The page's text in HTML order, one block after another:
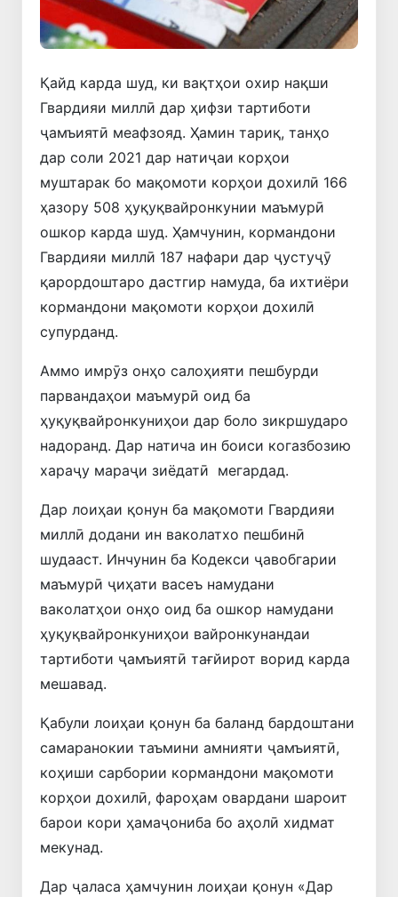
Қайд карда шуд, ки вақтҳои охир нақши
Гвардияи миллӣ дар ҳифзи тартиботи
ҷамъиятӣ меафзояд. Ҳамин тариқ, танҳо
дар соли 2021 дар натиҷаи корҳои
муштарак бо мақомоти корҳои дохилӣ 166
ҳазору 508 ҳуқуқвайронкунии маъмурӣ
ошкор карда шуд. Ҳамчунин, кормандони
Гвардияи миллӣ 187 нафари дар ҷустуҷӯ
қарордоштаро дастгир намуда, ба ихтиёри
кормандони мақомоти корҳои дохилӣ
супурданд.
Аммо имрӯз онҳо салоҳияти пешбурди
парвандаҳои маъмурӣ оид ба
ҳуқуқвайронкуниҳои дар боло зикршударо
надоранд. Дар натича ин боиси когазбозию
хараҷу мараҷи зиёдатӣ мегардад.
Дар лоиҳаи қонун ба мақомоти Гвардияи
миллӣ додани ин ваколатхо пешбинӣ
шудааст. Инчунин ба Кодекси ҷавобгарии
маъмурӣ ҷиҳати васеъ намудани
ваколатҳои онҳо оид ба ошкор намудани
ҳуқуқвайронкуниҳои вайронкунандаи
тартиботи ҷамъиятӣ тағйирот ворид карда
мешавад.
Қабули лоиҳаи қонун ба баланд бардоштани
самаранокии таъмини амнияти ҷамъиятӣ,
коҳиши сарбории кормандони мақомоти
корҳои дохилӣ, фароҳам овардани шароит
барои кори ҳамаҷониба бо аҳолӣ хидмат
мекунад.
Дар ҷаласа ҳамчунин лоиҳаи қонун «Дар